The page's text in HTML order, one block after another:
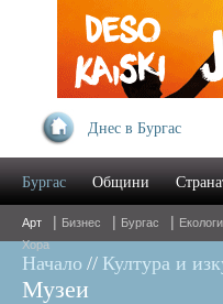
Днес в Бургас
молебен за мир на 3 март
Бургас Общини
Арт | Бизнес | Бургас |
Хора
Начало // Култура и
Музеи